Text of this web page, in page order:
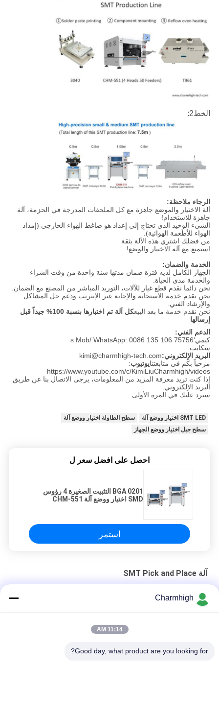
الخط2:
الرجاء ملاحظة:
آلة الاختيار والموضع جاهزة مع كل الملحقات المدرجة في الحزمة، آلة
جاهزة للاستخدام!
الشيء الوحيد الذي تحتاج إلى إعداد هو ضاغط الهواء الخارجي (إمداد
الهواء للأطعمة الهوائية).
من فضلك اشتري هذه الآلة بثقة
استمتع مع آلة الاختيار والوضع!
الخدمة والضمان:
الجهاز الكامل لديه فترة ضمان مدتها سنة واحدة من وقت الشراء
والخدمة مدى الحياة.
نحن دائما نقدم قطع غيار للآلات، التوريد المباشر من المصنع مع الضمان.
نحن نقدم خدمة الاستجابة والإجابة عبر الإنترنت ودعم حل المشاكل
والإرشاد الفني.
نحن نقدم خدمة ما بعد البيع
كل آلة تم اختبارها بنسبة 100% جيداً قبل
إرسالها
الدعم الفني:
كيمي's Mob/ WhatsApp: 0086 135 106 75756
سكايب:
البريد الإلكتروني:kimi@charmhigh-tech.com
مرحباً بكم في متابعتنايوتيوب:
https://www.youtube.com/c/KimiLiuCharmhigh/videos
إذا كنت تريد معرفة المزيد من المعلومات، يرجى الاتصال بنا عن طريق
البريد الإلكتروني.
سنرد عليك في المرة الأولى
SMT LED اختيار ووضع آلة
سطح الطاولة اختيار ووضع آلة
سطح جبل اختيار ووضع الجهاز
احصل على افضل سعر ل
0201 BGA التثبيت الصغيرة 4 رؤوس
SMD اختيار ووضع آلة CHM-551
استمر
آلة SMT Pick and Place
الهيكل الحديدي الصلب 4-الرأس CHM-551P SMD اختيار ووضع آلة
التصميم الضيق TC06 الدقة العالية الوحدة SMT اختيار ووضع آلة 6
Charmhigh
11:14 AM
Good day, what product are you looking for?